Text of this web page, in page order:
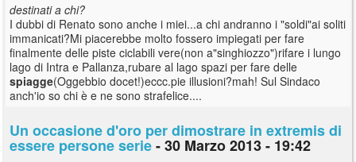
destinati a chi?
I dubbi di Renato sono anche i miei...a chi andranno i "soldi"ai soliti
immanicati?Mi piacerebbe molto fossero impiegati per fare
finalmente delle piste ciclabili vere(non a"singhiozzo")rifare i lungo
lago di Intra e Pallanza,rubare al lago spazi per fare delle
spiagge(Oggebbio docet!)eccc.pie illusioni?mah! Sul Sindaco
anch'io so chi è e ne sono strafelice....
Un occasione d'oro per dimostrare in extremis di
essere persone serie- 30 Marzo 2013 - 19:42